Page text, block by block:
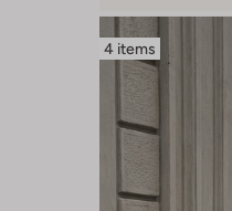
4 items